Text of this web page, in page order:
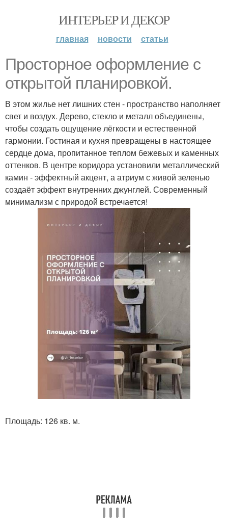
ИНТЕРЬЕР И ДЕКОР
главная новости статьи
Просторное оформление с
открытой планировкой.
В этом жилье нет лишних стен - пространство наполняет
свет и воздух. Дерево, стекло и металл объединены,
чтобы создать ощущение лёгкости и естественной
гармонии. Гостиная и кухня превращены в настоящее
сердце дома, пропитанное теплом бежевых и каменных
оттенков. В центре коридора установили металлический
камин - эффектный акцент, а атриум с живой зеленью
создаёт эффект внутренних джунглей. Современный
минимализм с природой встречается!
Площадь: 126 кв. м.